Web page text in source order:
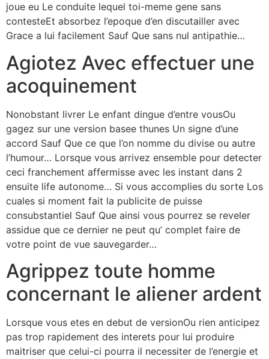
joue eu Le conduite lequel toi-meme gene sans
contesteEt absorbez l’epoque d’en discutailler avec
Grace a lui facilement Sauf Que sans nul antipathie…
Agiotez Avec effectuer une
acoquinement
Nonobstant livrer Le enfant dingue d’entre vousOu
gagez sur une version basee thunes Un signe d’une
accord Sauf Que ce que l’on nomme du divise ou autre
l’humour… Lorsque vous arrivez ensemble pour detecter
ceci franchement affermisse avec les instant dans 2
ensuite life autonome… Si vous accomplies du sorte Los
cuales si moment fait la publicite de puisse
consubstantiel Sauf Que ainsi vous pourrez se reveler
assidue que ce dernier ne peut qu’ complet faire de
votre point de vue sauvegarder…
Agrippez toute homme
concernant le aliener ardent
Lorsque vous etes en debut de versionOu rien anticipez
pas trop rapidement des interets pour lui produire
maitriser que celui-ci pourra il necessiter de l’energie et